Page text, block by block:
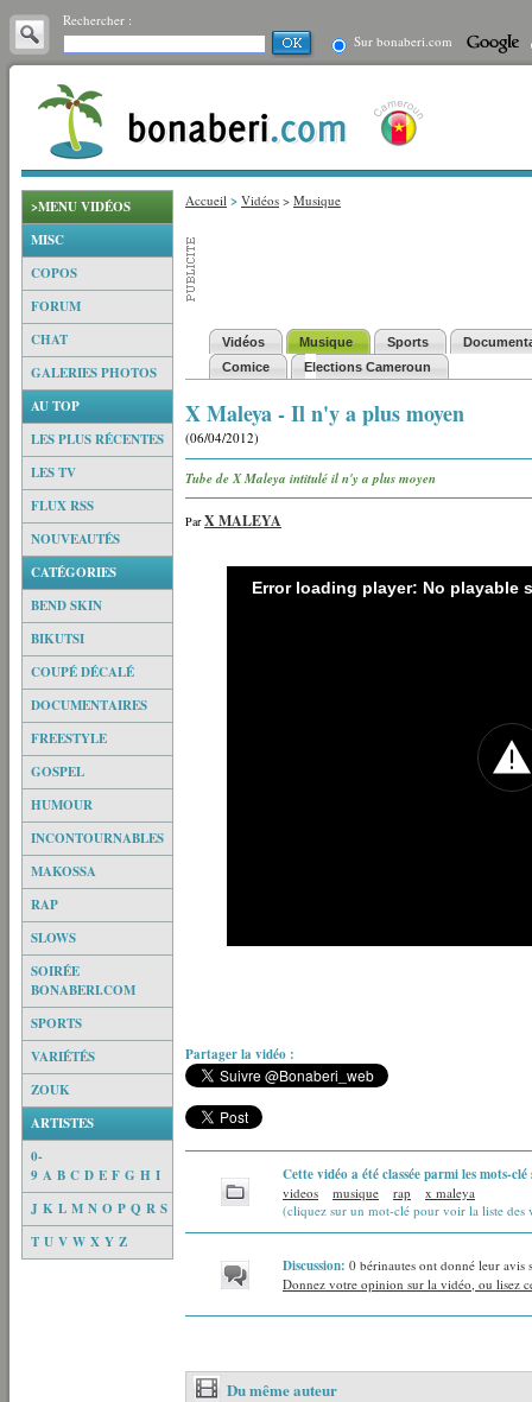
Rechercher :
Sur bonaberi.com
>MENU VIDÉOS
MISC
COPOS
FORUM
CHAT
GALERIES PHOTOS
AU TOP
LES PLUS RÉCENTES
LES TV
FLUX RSS
NOUVEAUTÉS
CATÉGORIES
BEND SKIN
BIKUTSI
COUPÉ DÉCALÉ
DOCUMENTAIRES
FREESTYLE
GOSPEL
HUMOUR
INCONTOURNABLES
MAKOSSA
RAP
SLOWS
SOIRÉE
BONABERI.COM
SPORTS
VARIÉTÉS
ZOUK
ARTISTES
0-
9 A B C D E F G H I
J K L M N O P Q R S
T U V W X Y Z
Accueil > Vidéos > Musique
Vidéos Musique Sports
Comice
Elections Cameroun
X Maleya - Il n'y a plus moyen
(06/04/2012)
Tube de X Maleya intitulé il n'y a plus moyen
ParX MALEYA
Error loading player: No playable
Partager la vidéo :
Cette vidéo a été classée parmi les mots-
videos musique rap
x maleya
(cliquez sur un mot-clé pour voir la liste des
Discussion: 0 bérinautes ont donné leur avis
Donnez votre opinion sur la vidéo, ou lisez
Du même auteur